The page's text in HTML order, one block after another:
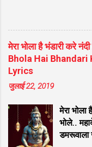
मथूरेला निघाली लिरिक्स
मोत्याची गौळण लिरिक्स
माझ्या गं दुधात नाही पाणी
सांग राधे कुणा संग हसली गं
लिरिक्स राधा राधा करी
कृष्णाला राधा लाजली
चल माझ्या गावाला जाऊ
कान्हा मनर...
मेरा भोला है भंडारी करे
Bhola Hai Bhandari
Lyrics
जुलाई 22, 2019
मेरा भोला
भोले..
डमरूवाला